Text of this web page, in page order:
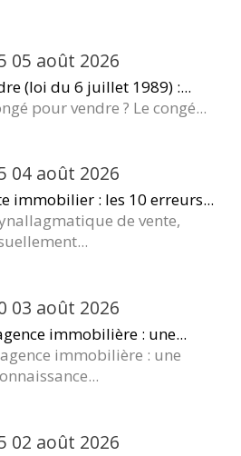
05 août 2026
(loi du 6 juillet 1989) :...
pour vendre ? Le congé...
04 août 2026
immobilier : les 10 erreurs...
de vente,
03 août 2026
immobilière : une...
immobilière : une
02 août 2026